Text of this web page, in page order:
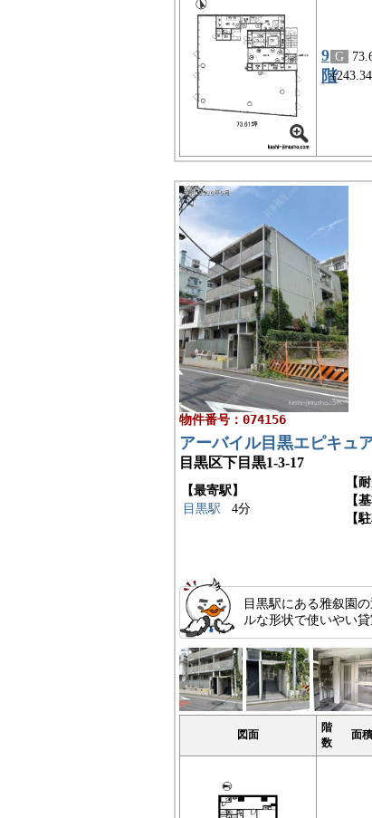
9
階
G
物件番号：074156
アーバイル目黒エピキュ
目黒区下目黒1-3-17
【最寄駅】
目黒駅
4分
【
【
【
目黒駅にある雅叙園
ルな形状で使いやい貸
図面
階
数
面積